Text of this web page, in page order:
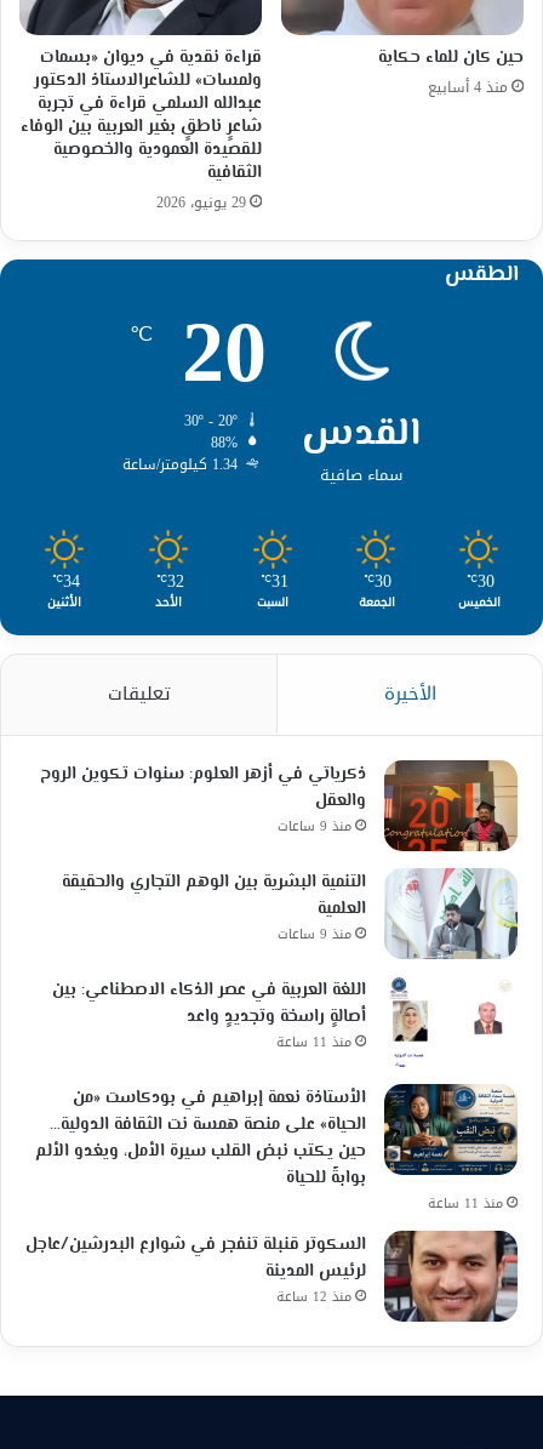
حين كان للماء حكاية
منذ 4 أسابيع
قراءة نقدية في ديوان «بسمات
ولمسات» للشاعرالاستاذ الدكتور
عبدالله السلمي قراءة في تجربة
شاعرٍ ناطقٍ بغير العربية بين الوفاء
للقصيدة العمودية والخصوصية
الثقافية
29 يونيو، 2026
الطقس
القدس
سماء صافية
20
℃
88%
1.34 كيلومتر/ساعة
30
℃
الخميس
30
℃
الجمعة
31
℃
السبت
32
℃
الأحد
34
℃
الأثنين
الأخيرة تعليقات
ذكرياتي في أزهر العلوم: سنوات تكوين الروح
والعقل
منذ 9 ساعات
التنمية البشرية بين الوهم التجاري والحقيقة
العلمية
منذ 9 ساعات
اللغة العربية في عصر الذكاء الاصطناعي: بين
أصالةٍ راسخة وتجديدٍ واعد
منذ 11 ساعة
الأستاذة نعمة إبراهيم في بودكاست «من
الحياة» على منصة همسة نت الثقافة الدولية…
حين يكتب نبض القلب سيرة الأمل، ويغدو الألم
بوابةً للحياة
منذ 11 ساعة
السكوتر قنبلة تنفجر في شوارع البدرشين/عاجل
لرئيس المدينة
منذ 12 ساعة